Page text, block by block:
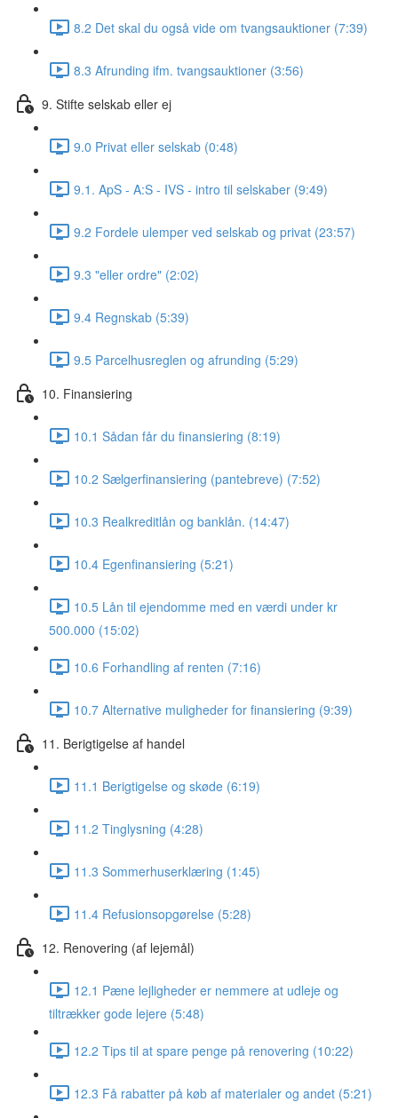
8.2 Det skal du også vide om tvangsauktioner (7:39)
8.3 Afrunding ifm. tvangsauktioner (3:56)
9. Stifte selskab eller ej
9.0 Privat eller selskab (0:48)
9.1. ApS - A:S - IVS - intro til selskaber (9:49)
9.2 Fordele ulemper ved selskab og privat (23:57)
9.3 "eller ordre" (2:02)
9.4 Regnskab (5:39)
9.5 Parcelhusreglen og afrunding (5:29)
10. Finansiering
10.1 Sådan får du finansiering (8:19)
10.2 Sælgerfinansiering (pantebreve) (7:52)
10.3 Realkreditlån og banklån. (14:47)
10.4 Egenfinansiering (5:21)
10.5 Lån til ejendomme med en værdi under kr
500.000 (15:02)
10.6 Forhandling af renten (7:16)
10.7 Alternative muligheder for finansiering (9:39)
11. Berigtigelse af handel
11.1 Berigtigelse og skøde (6:19)
11.2 Tinglysning (4:28)
11.3 Sommerhuserklæring (1:45)
11.4 Refusionsopgørelse (5:28)
12. Renovering (af lejemål)
12.1 Pæne lejligheder er nemmere at udleje og
tiltrækker gode lejere (5:48)
12.2 Tips til at spare penge på renovering (10:22)
12.3 Få rabatter på køb af materialer og andet (5:21)